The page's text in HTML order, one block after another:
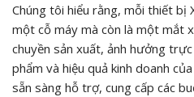
Chúng tôi hiểu rằng, mỗi thiết bị
một cỗ máy mà còn là một mắt
chuyền sản xuất, ảnh hưởng
phẩm và hiệu quả kinh doanh
sẵn sàng hỗ trợ, cung cấp các